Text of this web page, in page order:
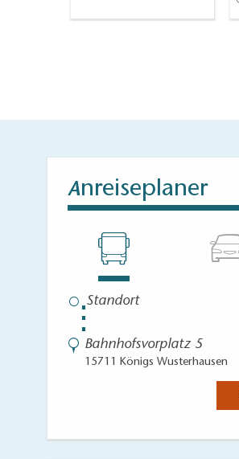
Anreiseplaner
⋮
Bahnhofsvorplatz 5
15711 Königs Wusterhausen